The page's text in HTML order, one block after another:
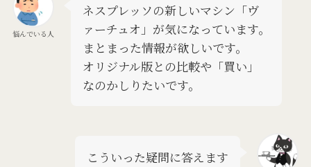
悩んでいる人
ネスプレッソの新しいマシン「ヴ
ァーチュオ」が気になっています。
まとまった情報が欲しいです。
オリジナル版との比較や「買い」
なのかしりたいです。
こういった疑問に答えます